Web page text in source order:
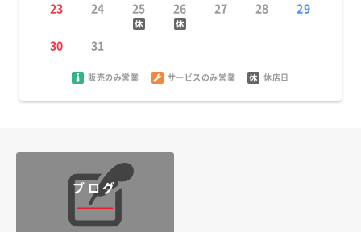
23 24 25 26 27 28 29
30 31
販売のみ営業 サービスのみ営業 休店日
ブログ